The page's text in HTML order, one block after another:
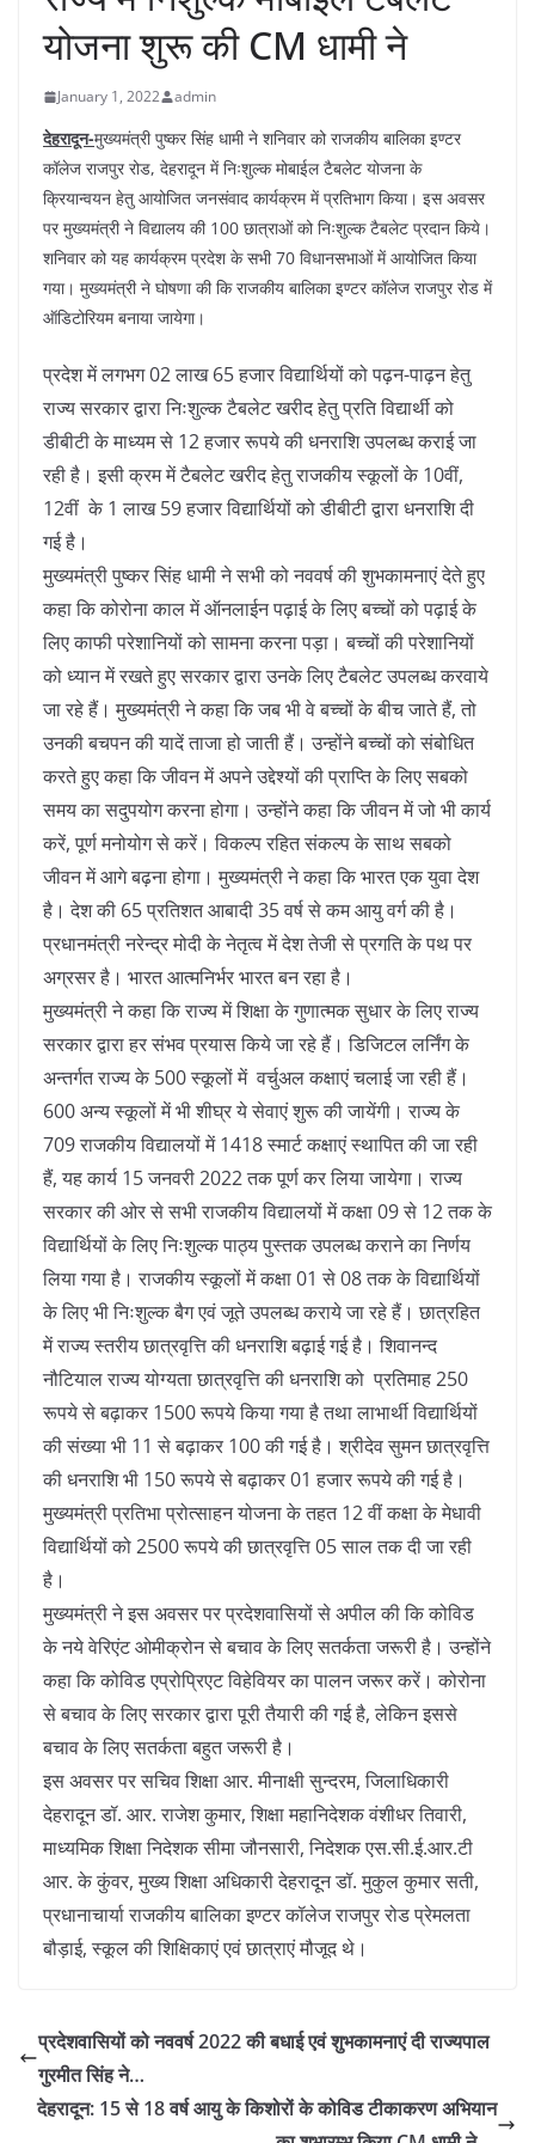
योजना शुरू की CM धामी ने
January 1, 2022 admin
देहरादून-मुख्यमंत्री पुष्कर सिंह धामी ने शनिवार को राजकीय बालिका इण्टर
कॉलेज राजपुर रोड, देहरादून में निःशुल्क मोबाईल टैबलेट योजना के
क्रियान्वयन हेतु आयोजित जनसंवाद कार्यक्रम में प्रतिभाग किया। इस अवसर
पर मुख्यमंत्री ने विद्यालय की 100 छात्राओं को निःशुल्क टैबलेट प्रदान किये।
शनिवार को यह कार्यक्रम प्रदेश के सभी 70 विधानसभाओं में आयोजित किया
गया। मुख्यमंत्री ने घोषणा की कि राजकीय बालिका इण्टर कॉलेज राजपुर रोड में
ऑडिटोरियम बनाया जायेगा।
प्रदेश में लगभग 02 लाख 65 हजार विद्यार्थियों को पढ़न-पाढ़न हेतु
राज्य सरकार द्वारा निःशुल्क टैबलेट खरीद हेतु प्रति विद्यार्थी को
डीबीटी के माध्यम से 12 हजार रूपये की धनराशि उपलब्ध कराई जा
रही है। इसी क्रम में टैबलेट खरीद हेतु राजकीय स्कूलों के 10वीं,
12वीं के 1 लाख 59 हजार विद्यार्थियों को डीबीटी द्वारा धनराशि दी
गई है।
मुख्यमंत्री पुष्कर सिंह धामी ने सभी को नववर्ष की शुभकामनाएं देते हुए
कहा कि कोरोना काल में ऑनलाईन पढ़ाई के लिए बच्चों को पढ़ाई के
लिए काफी परेशानियों को सामना करना पड़ा। बच्चों की परेशानियों
को ध्यान में रखते हुए सरकार द्वारा उनके लिए टैबलेट उपलब्ध करवाये
जा रहे हैं। मुख्यमंत्री ने कहा कि जब भी वे बच्चों के बीच जाते हैं, तो
उनकी बचपन की यादें ताजा हो जाती हैं। उन्होंने बच्चों को संबोधित
करते हुए कहा कि जीवन में अपने उद्देश्यों की प्राप्ति के लिए सबको
समय का सदुपयोग करना होगा। उन्होंने कहा कि जीवन में जो भी कार्य
करें, पूर्ण मनोयोग से करें। विकल्प रहित संकल्प के साथ सबको
जीवन में आगे बढ़ना होगा। मुख्यमंत्री ने कहा कि भारत एक युवा देश
है। देश की 65 प्रतिशत आबादी 35 वर्ष से कम आयु वर्ग की है।
प्रधानमंत्री नरेन्द्र मोदी के नेतृत्व में देश तेजी से प्रगति के पथ पर
अग्रसर है। भारत आत्मनिर्भर भारत बन रहा है।
मुख्यमंत्री ने कहा कि राज्य में शिक्षा के गुणात्मक सुधार के लिए राज्य
सरकार द्वारा हर संभव प्रयास किये जा रहे हैं। डिजिटल लर्निंग के
अन्तर्गत राज्य के 500 स्कूलों में वर्चुअल कक्षाएं चलाई जा रही हैं।
600 अन्य स्कूलों में भी शीघ्र ये सेवाएं शुरू की जायेंगी। राज्य के
709 राजकीय विद्यालयों में 1418 स्मार्ट कक्षाएं स्थापित की जा रही
हैं, यह कार्य 15 जनवरी 2022 तक पूर्ण कर लिया जायेगा। राज्य
सरकार की ओर से सभी राजकीय विद्यालयों में कक्षा 09 से 12 तक के
विद्यार्थियों के लिए निःशुल्क पाठ्य पुस्तक उपलब्ध कराने का निर्णय
लिया गया है। राजकीय स्कूलों में कक्षा 01 से 08 तक के विद्यार्थियों
के लिए भी निःशुल्क बैग एवं जूते उपलब्ध कराये जा रहे हैं। छात्रहित
में राज्य स्तरीय छात्रवृत्ति की धनराशि बढ़ाई गई है। शिवानन्द
नौटियाल राज्य योग्यता छात्रवृत्ति की धनराशि को प्रतिमाह 250
रूपये से बढ़ाकर 1500 रूपये किया गया है तथा लाभार्थी विद्यार्थियों
की संख्या भी 11 से बढ़ाकर 100 की गई है। श्रीदेव सुमन छात्रवृत्ति
की धनराशि भी 150 रूपये से बढ़ाकर 01 हजार रूपये की गई है।
मुख्यमंत्री प्रतिभा प्रोत्साहन योजना के तहत 12 वीं कक्षा के मेधावी
विद्यार्थियों को 2500 रूपये की छात्रवृत्ति 05 साल तक दी जा रही
है।
मुख्यमंत्री ने इस अवसर पर प्रदेशवासियों से अपील की कि कोविड
के नये वेरिएंट ओमीक्रोन से बचाव के लिए सतर्कता जरूरी है। उन्होंने
कहा कि कोविड एप्रोप्रिएट विहेवियर का पालन जरूर करें। कोरोना
से बचाव के लिए सरकार द्वारा पूरी तैयारी की गई है, लेकिन इससे
बचाव के लिए सतर्कता बहुत जरूरी है।
इस अवसर पर सचिव शिक्षा आर. मीनाक्षी सुन्दरम, जिलाधिकारी
देहरादून डॉ. आर. राजेश कुमार, शिक्षा महानिदेशक वंशीधर तिवारी,
माध्यमिक शिक्षा निदेशक सीमा जौनसारी, निदेशक एस.सी.ई.आर.टी
आर. के कुंवर, मुख्य शिक्षा अधिकारी देहरादून डॉ. मुकुल कुमार सती,
प्रधानाचार्या राजकीय बालिका इण्टर कॉलेज राजपुर रोड प्रेमलता
बौड़ाई, स्कूल की शिक्षिकाएं एवं छात्राएं मौजूद थे।
प्रदेशवासियों को नववर्ष 2022 की बधाई एवं शुभकामनाएं दी राज्यपाल
गुरमीत सिंह ने…
देहरादून: 15 से 18 वर्ष आयु के किशोरों के कोविड टीकाकरण अभियान